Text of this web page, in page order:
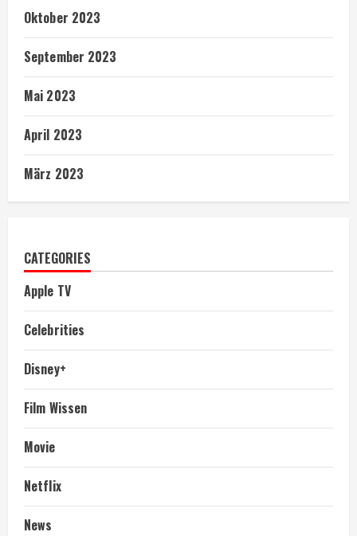
Oktober 2023
September 2023
Mai 2023
April 2023
März 2023
CATEGORIES
Apple TV
Celebrities
Disney+
Film Wissen
Movie
Netflix
News